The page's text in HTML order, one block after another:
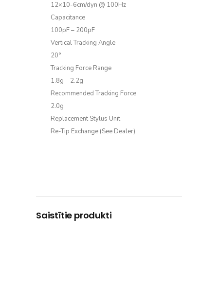
12×10-6cm/dyn @ 100Hz
Capacitance
100pF – 200pF
Vertical Tracking Angle
20°
Tracking Force Range
1.8g – 2.2g
Recommended Tracking Force
2.0g
Replacement Stylus Unit
Re-Tip Exchange (See Dealer)
Saistītie produkti